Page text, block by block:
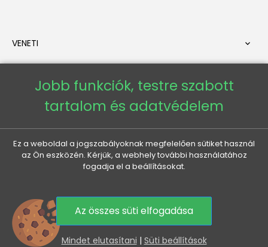
VENETI 
AZ ÖN FIÓKJA
MINDEN A VÁSÁRLÁSRÓL
HASZNOS INFORMÁCIÓK 
Az elküldéssel hozzájárul személyes adatai
feldolgozásához.
0
Jobb funkciók, testre szabott
tartalom és adatvédelem
Ez a weboldal a jogszabályoknak megfelelően sütiket használ
az Ön eszközén. Kérjük, a webhely további használatához
fogadja el a beállításokat.
Az összes süti elfogadása
Mindet elutasítani | Süti beállítások